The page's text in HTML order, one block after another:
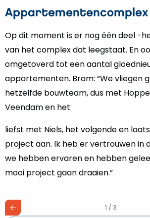
Appartementencomplex
Op dit moment is er nog één deel -
van het complex dat leegstaat. En
omgetoverd tot een aantal
appartementen. Bram: “We vliegen
hetzelfde bouwteam, dus met
Veendam en het
liefst met Niels, het volgende en
project aan. Ik heb er vertrouwen in
we hebben ervaren en hebben
mooi project gaan draaien.”
1 / 3